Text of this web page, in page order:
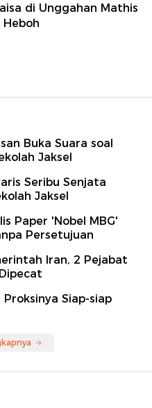
di Unggahan Mathis
Heboh
Buka Suara soal
Jaksel
Seribu Senjata
Jaksel
Paper 'Nobel MBG'
Persetujuan
Iran, 2 Pejabat
Siap-siap